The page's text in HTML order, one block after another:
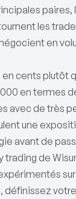
les
en
cents plutôt
en termes
avec de très
une
avant de
trading de